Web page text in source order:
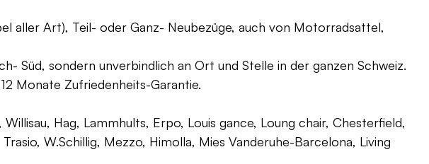
aller Art), Teil- oder Ganz- Neubezüge, auch von Motorradsattel,
Süd, sondern unverbindlich an Ort und Stelle in der ganzen Schweiz.
Monate Zufriedenheits-Garantie.
Hag, Lammhults, Erpo, Louis gance, Loung chair, Chesterfield,
W.Schillig, Mezzo, Himolla, Mies Vanderuhe-Barcelona, Living